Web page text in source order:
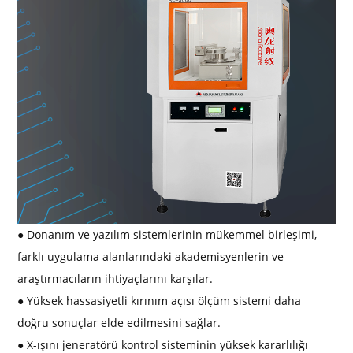
● Donanım ve yazılım sistemlerinin mükemmel birleşimi,
farklı uygulama alanlarındaki akademisyenlerin ve
araştırmacıların ihtiyaçlarını karşılar.
● Yüksek hassasiyetli kırınım açısı ölçüm sistemi daha
doğru sonuçlar elde edilmesini sağlar.
● X-ışını jeneratörü kontrol sisteminin yüksek kararlılığı